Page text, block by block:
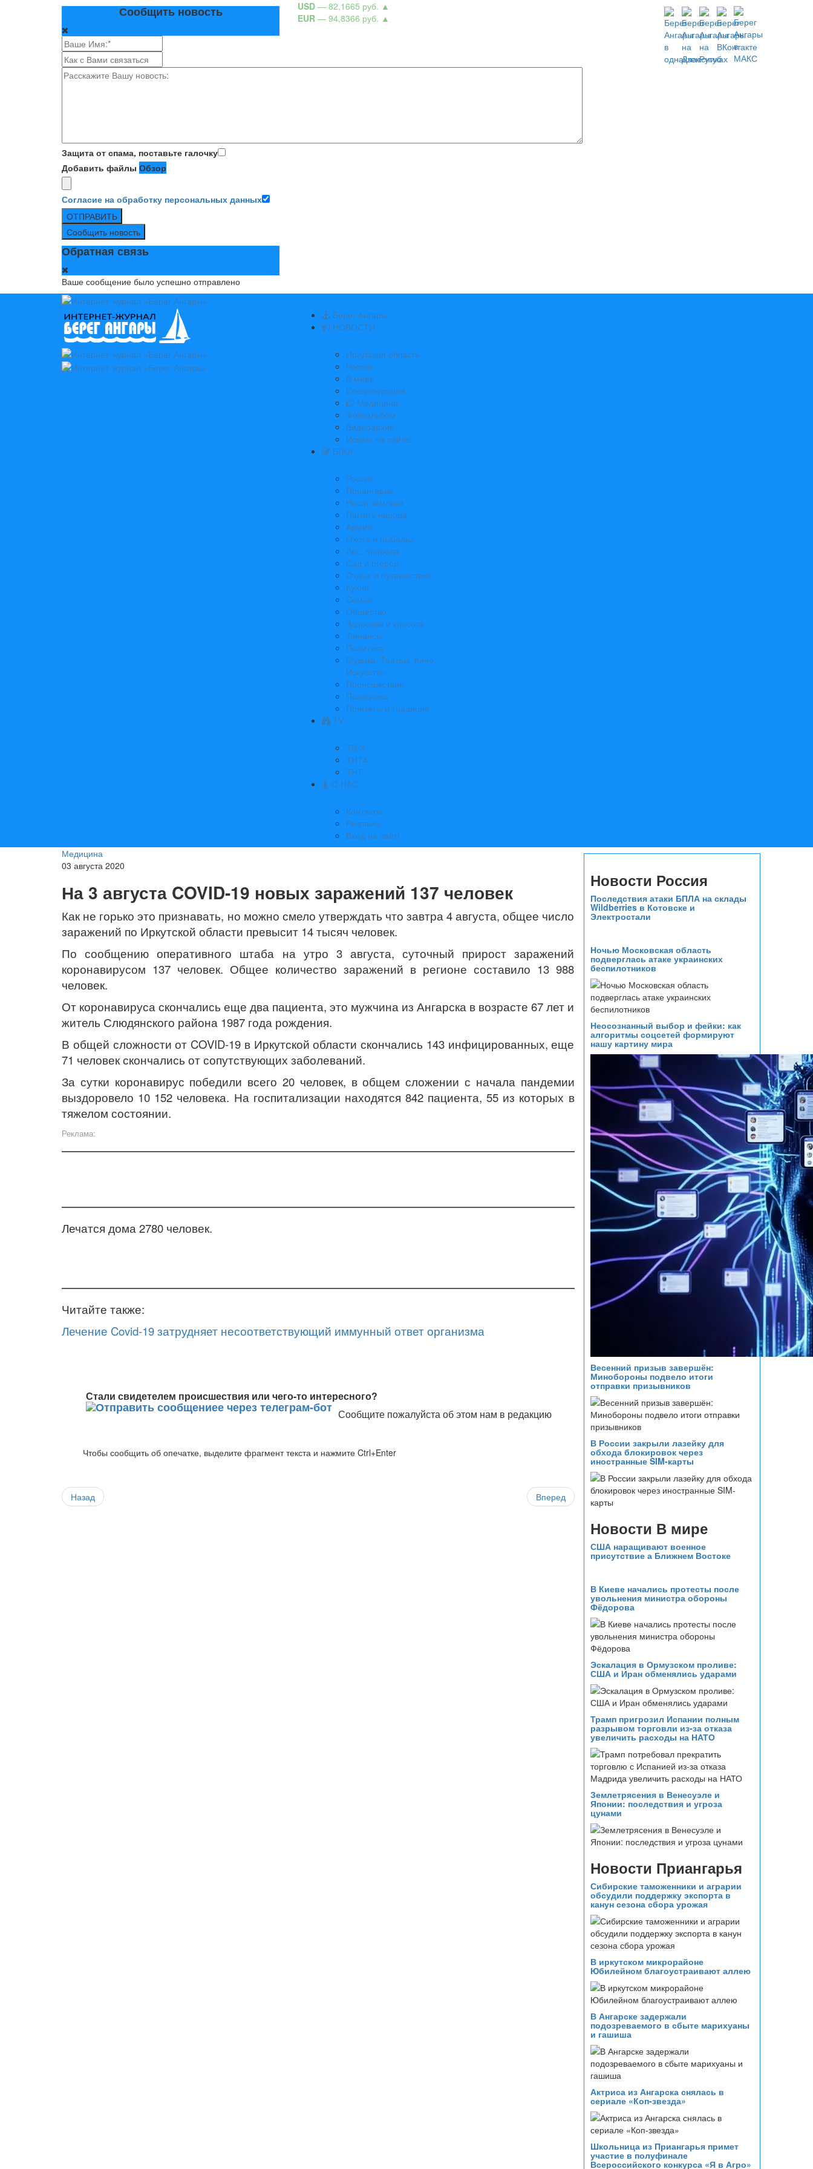
Сообщить новость
Защита от спама, поставьте галочку
Добавить файлы Обзор
Согласие на обработку персональных данных
ОТПРАВИТЬ
Сообщить новость
Обратная связь
Ваше сообщение было успешно отправлено
USD — 82,1665 руб. ▲
EUR — 94,8366 руб. ▲
Берег Ангары
НОВОСТИ
Иркутская область
Россия
В мире
Спецоперация
Медицина
Фотоальбом
Видеоархив
Искать на сайте:
БЛОГ
Россия
Приангарье
Наши земляки
Память народа
Армия
Охота и рыбалка
Лес, природа
Сад и огород
Отдых и путешествия
Кухня
Семья
Общество
Здоровье и красота
Финансы
Политика
Музыка, Театры, Кино,
Искусство
Происшествия
Праздники
Приметы и традиции
TV
ТВ-3
ТНТ4
ТНТ
О НАС
Контакты
Реклама
Вход на сайт!
Медицина
03 августа 2020
На 3 августа COVID-19 новых заражений 137 человек
Как не горько это признавать, но можно смело утверждать что завтра 4 августа, общее число
заражений по Иркутской области превысит 14 тысяч человек.
По сообщению оперативного штаба на утро 3 августа, суточный прирост заражений
коронавирусом 137 человек. Общее количество заражений в регионе составило 13 988
человек.
От коронавируса скончались еще два пациента, это мужчина из Ангарска в возрасте 67 лет и
житель Слюдянского района 1987 года рождения.
В общей сложности от COVID-19 в Иркутской области скончались 143 инфицированных, еще
71 человек скончались от сопутствующих заболеваний.
За сутки коронавирус победили всего 20 человек, в общем сложении с начала пандемии
выздоровело 10 152 человека. На госпитализации находятся 842 пациента, 55 из которых в
тяжелом состоянии.
Реклама:
Лечатся дома 2780 человек.
Читайте также:
Лечение Covid-19 затрудняет несоответствующий иммунный ответ организма
Стали свидетелем происшествия или чего-то интересного?
Сообщите пожалуйста об этом нам в редакцию
Чтобы сообщить об опечатке, выделите фрагмент текста и нажмите Ctrl+Enter
Назад Вперед
Новости Россия
Последствия атаки БПЛА на склады
Wildberries в Котовске и
Электростали
Ночью Московская область
подверглась атаке украинских
беспилотников
Неосознанный выбор и фейки: как
алгоритмы соцсетей формируют
нашу картину мира
Весенний призыв завершён:
Минобороны подвело итоги
отправки призывников
В России закрыли лазейку для
обхода блокировок через
иностранные SIM-карты
Новости В мире
США наращивают военное
присутствие а Ближнем Востоке
В Киеве начались протесты после
увольнения министра обороны
Фёдорова
Эскалация в Ормузском проливе:
США и Иран обменялись ударами
Трамп пригрозил Испании полным
разрывом торговли из‑за отказа
увеличить расходы на НАТО
Землетрясения в Венесуэле и
Японии: последствия и угроза
цунами
Новости Приангарья
Сибирские таможенники и аграрии
обсудили поддержку экспорта в
канун сезона сбора урожая
В иркутском микрорайоне
Юбилейном благоустраивают аллею
В Ангарске задержали
подозреваемого в сбыте марихуаны
и гашиша
Актриса из Ангарска снялась в
сериале «Коп-звезда»
Школьница из Приангарья примет
участие в полуфинале
Всероссийского конкурса «Я в Агро»